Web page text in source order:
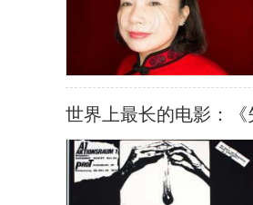
世界上最长的电影：